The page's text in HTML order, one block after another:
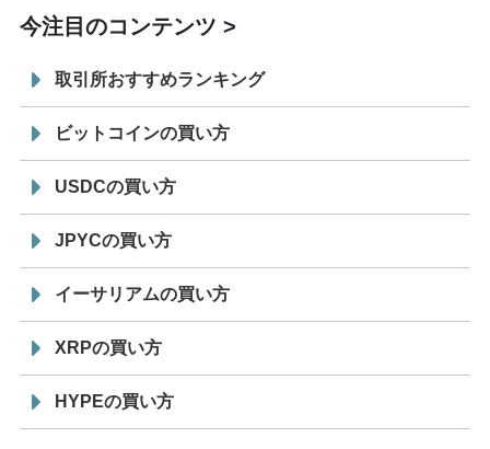
今注目のコンテンツ
取引所おすすめランキング
ビットコインの買い方
USDCの買い方
JPYCの買い方
イーサリアムの買い方
XRPの買い方
HYPEの買い方